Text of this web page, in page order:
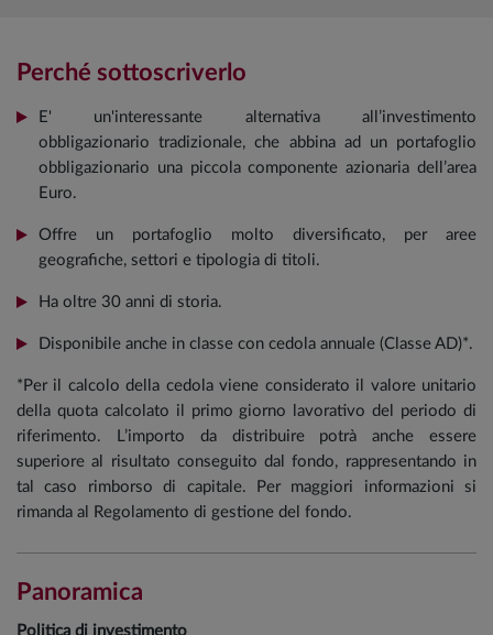
Perché sottoscriverlo
E' un'interessante alternativa all’investimento
obbligazionario tradizionale, che abbina ad un portafoglio
obbligazionario una piccola componente azionaria dell’area
Euro.
Offre un portafoglio molto diversificato, per aree
geografiche, settori e tipologia di titoli.
Ha oltre 30 anni di storia.
Disponibile anche in classe con cedola annuale (Classe AD)*.
*Per il calcolo della cedola viene considerato il valore unitario
della quota calcolato il primo giorno lavorativo del periodo di
riferimento. L’importo da distribuire potrà anche essere
superiore al risultato conseguito dal fondo, rappresentando in
tal caso rimborso di capitale. Per maggiori informazioni si
rimanda al Regolamento di gestione del fondo.
Panoramica
Politica di investimento